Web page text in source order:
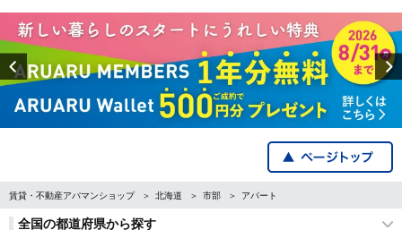
Previous
賃貸・不動産アパマンショップ 北海道 市部 アパート
全国の都道府県から探す